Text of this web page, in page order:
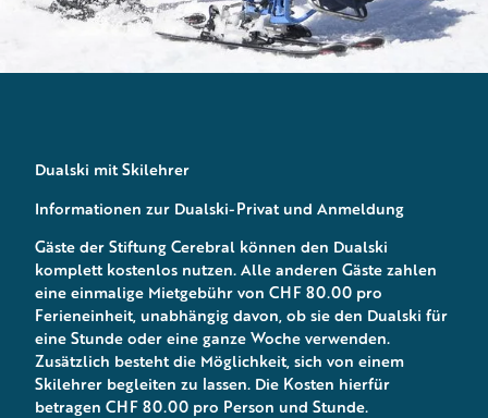
Dualski mit Skilehrer
Informationen zur Dualski-Privat und Anmeldung
Gäste der Stiftung Cerebral können den Dualski
komplett kostenlos nutzen. Alle anderen Gäste zahlen
eine einmalige Mietgebühr von CHF 80.00 pro
Ferieneinheit, unabhängig davon, ob sie den Dualski für
eine Stunde oder eine ganze Woche verwenden.
Zusätzlich besteht die Möglichkeit, sich von einem
Skilehrer begleiten zu lassen. Die Kosten hierfür
betragen CHF 80.00 pro Person und Stunde.